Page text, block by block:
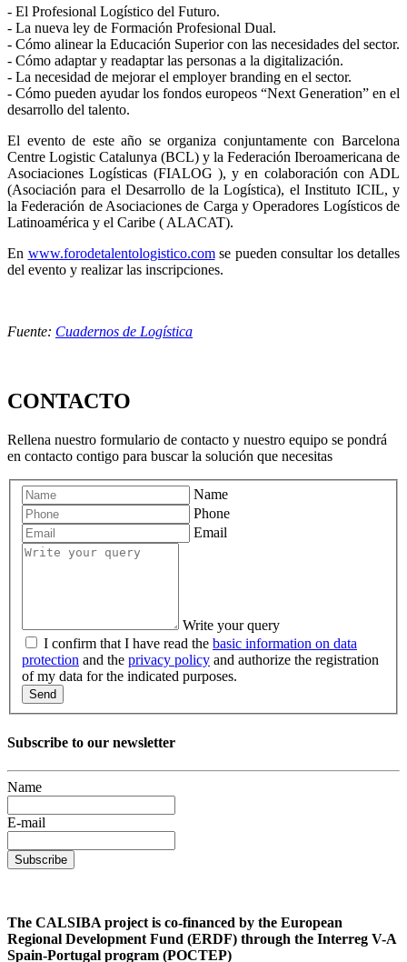
- El Profesional Logístico del Futuro.
- La nueva ley de Formación Profesional Dual.
- Cómo alinear la Educación Superior con las necesidades del sector.
- Cómo adaptar y readaptar las personas a la digitalización.
- La necesidad de mejorar el employer branding en el sector.
- Cómo pueden ayudar los fondos europeos “Next Generation” en el
desarrollo del talento.
El evento de este año se organiza conjuntamente con Barcelona
Centre Logistic Catalunya (BCL) y la Federación Iberoamericana de
Asociaciones Logísticas (FIALOG ), y en colaboración con ADL
(Asociación para el Desarrollo de la Logística), el Instituto ICIL, y
la Federación de Asociaciones de Carga y Operadores Logísticos de
Latinoamérica y el Caribe ( ALACAT).
En www.forodetalentologistico.comse pueden consultar los detalles
del evento y realizar las inscripciones.
Fuente: Cuadernos de Logística
CONTACTO
Rellena nuestro formulario de contacto y nuestro equipo se pondrá
en contacto contigo para buscar la solución que necesitas
Name
Phone
Email
Write your query
I confirm that I have read the basic information on data
protection and the privacy policy and authorize the registration
of my data for the indicated purposes.
Send
Subscribe to our newsletter
Name
E-mail
Subscribe
The CALSIBA project is co-financed by the European
Regional Development Fund (ERDF) through the Interreg V-A
Spain-Portugal program (POCTEP)